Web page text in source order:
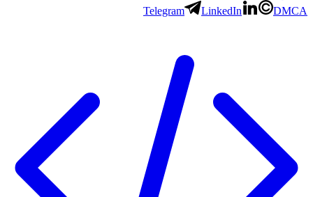
Telegram
LinkedIn DMCA